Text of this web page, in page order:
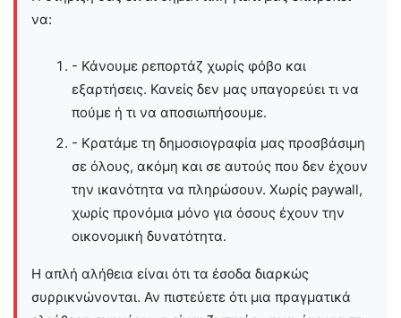
να:
- Κάνουμε ρεπορτάζ χωρίς φόβο και
εξαρτήσεις. Κανείς δεν μας υπαγορεύει τι να
πούμε ή τι να αποσιωπήσουμε.
- Κρατάμε τη δημοσιογραφία μας προσβάσιμη
σε όλους, ακόμη και σε αυτούς που δεν έχουν
την ικανότητα να πληρώσουν. Χωρίς paywall,
χωρίς προνόμια μόνο για όσους έχουν την
οικονομική δυνατότητα.
Η απλή αλήθεια είναι ότι τα έσοδα διαρκώς
συρρικνώνονται. Αν πιστεύετε ότι μια πραγματικά